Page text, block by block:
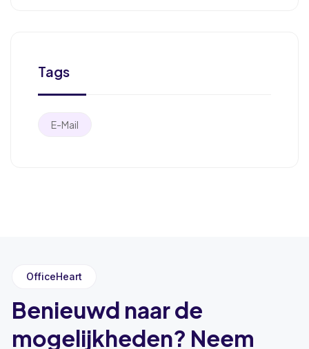
Tags
E-Mail
OfficeHeart
Benieuwd naar de
mogelijkheden? Neem